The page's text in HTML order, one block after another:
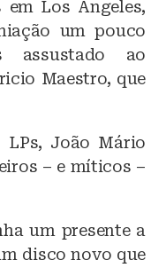
Los Angeles,
um pouco
assustado ao
Maestro, que
João Mário
– e míticos –
um presente a
disco novo que